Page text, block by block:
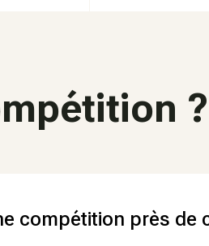
?
compétition près de